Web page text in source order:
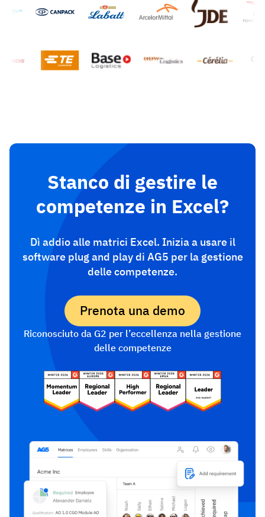
Dashboard di conformità
Previsioni e tendenze
Vista
19 marzo 2026
Stanco di gestire le
competenze in Excel?
Dì addio alle matrici Excel. Inizia a usare il
software plug and play di AG5 per la gestione
delle competenze.
Prenota una demo
Riconosciuto da G2 per l’eccellenza nella gestione
delle competenze